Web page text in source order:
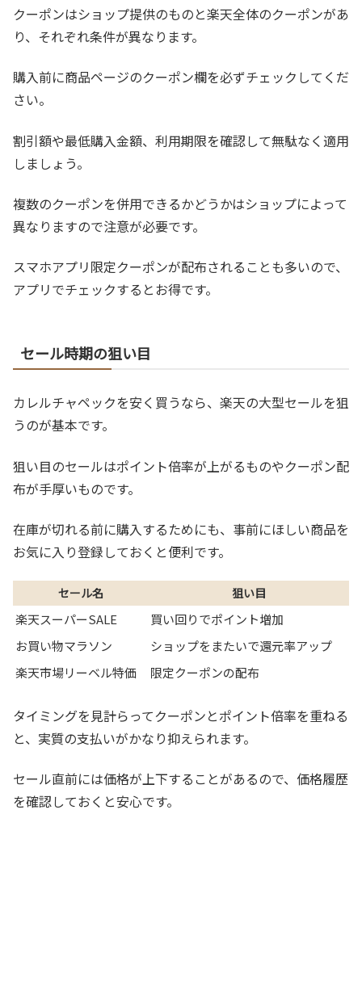
クーポンはショップ提供のものと楽天全体のクーポンがあ
り、それぞれ条件が異なります。
購入前に商品ページのクーポン欄を必ずチェックしてくだ
さい。
割引額や最低購入金額、利用期限を確認して無駄なく適用
しましょう。
複数のクーポンを併用できるかどうかはショップによって
異なりますので注意が必要です。
スマホアプリ限定クーポンが配布されることも多いので、
アプリでチェックするとお得です。
セール時期の狙い目
カレルチャペックを安く買うなら、楽天の大型セールを狙
うのが基本です。
狙い目のセールはポイント倍率が上がるものやクーポン配
布が手厚いものです。
在庫が切れる前に購入するためにも、事前にほしい商品を
お気に入り登録しておくと便利です。
セール名 狙い目
楽天スーパーSALE
買い回りでポイント増加
お買い物マラソン
ショップをまたいで還元率アップ
楽天市場リーベル特価
限定クーポンの配布
タイミングを見計らってクーポンとポイント倍率を重ねる
と、実質の支払いがかなり抑えられます。
セール直前には価格が上下することがあるので、価格履歴
を確認しておくと安心です。